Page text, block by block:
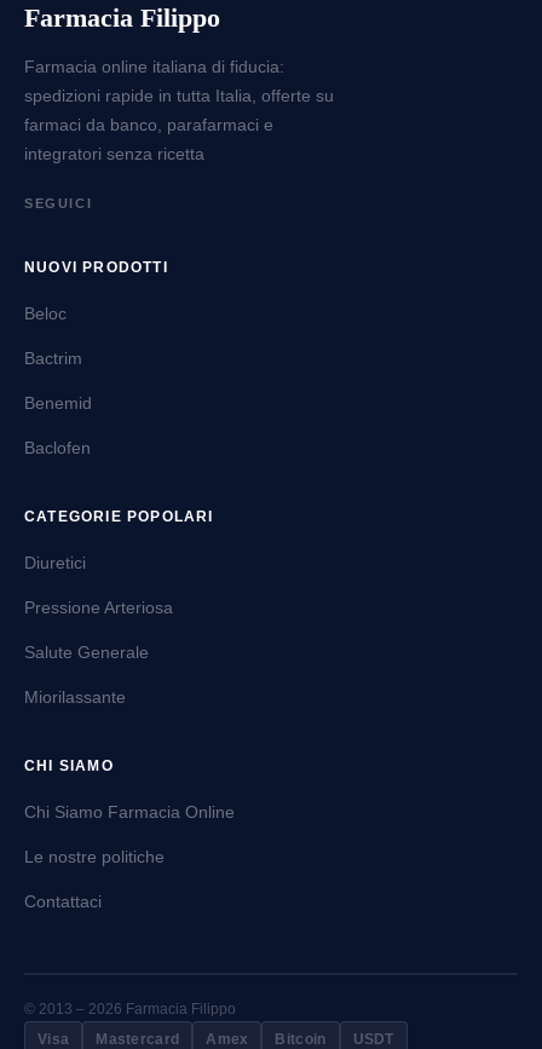
Farmacia Filippo
Farmacia online italiana di fiducia:
spedizioni rapide in tutta Italia, offerte su
farmaci da banco, parafarmaci e
integratori senza ricetta
SEGUICI
NUOVI PRODOTTI
Beloc
Bactrim
Benemid
Baclofen
CATEGORIE POPOLARI
Diuretici
Pressione Arteriosa
Salute Generale
Miorilassante
CHI SIAMO
Chi Siamo Farmacia Online
Le nostre politiche
Contattaci
© 2013 – 2026 Farmacia Filippo
Visa
Mastercard Amex Bitcoin USDT